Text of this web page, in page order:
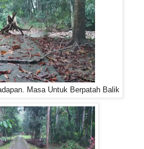
Masa Untuk Berpatah Balik